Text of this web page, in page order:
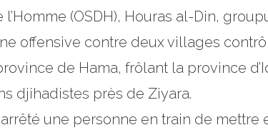
(OSDH), Houras al-Din,
offensive contre deux villages
de Hama, frôlant la province
djihadistes près de Ziyara.
une personne en train de